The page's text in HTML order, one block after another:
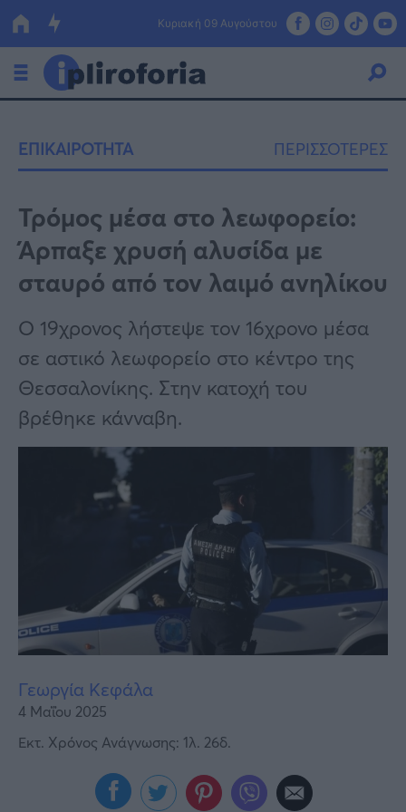
Κυριακή 09 Αυγούστου
Οικονομία
Πολιτική
Τράπεζες
Επιδοτήσεις
ΕΣΠΑ
Κόσμος
Lifestyle
Αθλητικά
Υγεία
Γυναίκα
Καιρός
ΕΠΙΚΑΙΡΟΤΗΤΑ ΠΕΡΙΣΣΟΤΕΡΕΣ
Τρόμος μέσα στο λεωφορείο:
Άρπαξε χρυσή αλυσίδα με
σταυρό από τον λαιμό ανηλίκου
Ο 19χρονος λήστεψε τον 16χρονο μέσα
σε αστικό λεωφορείο στο κέντρο της
Θεσσαλονίκης. Στην κατοχή του
βρέθηκε κάνναβη.
Γεωργία Κεφάλα
4 Μαΐου 2025
Εκτ. Χρόνος Ανάγνωσης: 1λ. 26δ.